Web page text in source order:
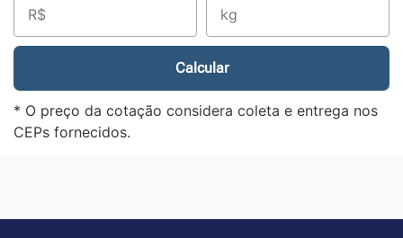
Calcular
* O preço da cotação considera coleta e entrega nos
CEPs fornecidos.